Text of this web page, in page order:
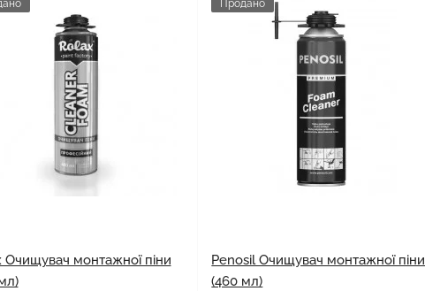
Очищувач монтажної піни
Продано
Penosil Очищувач монтажної піни
(460 мл)